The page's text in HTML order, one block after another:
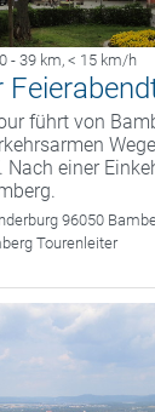
- 39 km, < 15 km/h
führt von
einer
96050
Tourenleiter